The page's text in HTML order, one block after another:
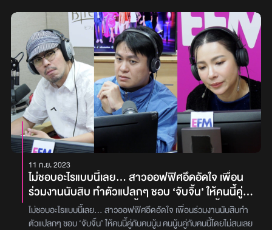
เพราะเธอจะไม่ถือหุ้นก็ได้ แต่เราต้องไม่เลิกกันนะ เรายังอยากมีเธออยู่
ข้าง ๆ เรา ซึ่งการทำธุรกิจร่วมกันนี้ มนไม่มีการลงทุนลงเงิน เพราะมนรับ
ผิดชอบด้านบัญชี ต้องลงแรง จึงไม่จำเป็นต้องลงเงิน ซึ่งมนไม่รู้ว่า เขา
เข้าหามน เพราะทำบัญชีได้ เลยมาหลอกเอาผลประโยชน์ จากมนหรือ
เปล่า ? หลังจากที่กลับมาจากการรับประทานอาหารกัน มนก็มานั่งตก
ตะกอนความคิด ก่อนที่จะตัดสินใจคุยกับเขา อย่างเปิดใจว่า เรารู้สึกไม่
โอเคกับความสัมพันธ์แบบนี้ เราไม่สามารถรับมือและไปต่อได้ เธอต้อง
เป็นคนเลือกแล้วว่า เธอจะอยู่กับเขา หรือเธอจะอยู่กับเรา ซึ่งถ้าเธอจะอยู่
กับเรา เธอก็ไปเลิกกับเขามาให้ชัดเจน ไปหาหลักฐานหรืออะไรก็ตามมา
ยืนยันให้ได้ว่า เธอได้เลิกกับเขาแล้วจริง ๆ หลังจากนั้น เขาก็ไปเคลียร์กัน
มา เขากลับมาบอกเราว่า เขาเลือกเรานะ แต่สิ่งที่ทำให้เรารู้สึกว่า เรา
พลาด คือ เขาแคปแชทมาให้ดูว่า เขาได้บอกเลิกกับทางฝั่งนั้นแล้ว และเรา
ก็เลือกที่จะไม่ทักถามฝ่ายหญิง เพราะโดยปกติเราก็ไม่เคยเช็คโทรศัพท์
ของกันและกัน จากนั้นมนก็กลับมาเชื่อใจและให้โอกาสเขาอีกครั้ง จน
กระทั่งเข้าปีที่ 2 แฟนของเราก็เริ่มพูดถึงชื่อของบีเยอะขึ้น อย่างเช่น นั่งดู
หนังกันอยู่ เขาก็จะพูดแล้วว่า เรื่องนี้บีบอกว่าสนุกนะ หรือว่า ข้าวร้านนี้
ทำไมเธอถึงถามฉันด้วยคำถามแบบนี้วะ แทนที่จะมาดูว่าบ้านเป็นอะไร
ไหม? หนูก็เลยยืนงงอยู่ แฟนหนูก็เลยพูดต่อว่า ทำไมส้มโตแต่ตัว ทำไม
ส้มไม่ใช้สมองเลย เราคบกันมานานมาก คำพูดเหล่านั้นหนูไม่เคยได้ยิน
จากปากเขาเลย วันนี้ได้ยินแล้วค่อนข้างอึ้ง หนูก็เลยตะคอกกลับไปว่า
หุบปากได้ไหม!! แล้วเค้าก็สบถคำที่ค่อนข้างทำให้หนูตกใจ หลังจากคืน
นั้น คือก้นชนก้น ไม่พูดไม่จา ไม่อะไรกันทั้งนั้น คือคิดในใจแล้วว่า ‘หนังสือ
เล่มสุดท้ายของชีวิตล่ะ’ คือกำลังจะโบกมือบ๊ายบายกันแล้ว แต่สุดท้าย
คือหนูก็ตกลงกันว่าโอเค ปรับความเข้าใจกัน คำถามที่หนูอยากจะถาม
พี่ๆดีเจคือ “หนูรู้นะหนูผิดตรงที่หนูไม่รู้ หนูไม่ได้ตั้งใจให้มันเป็นแบบนี้
อยากรู้แค่ว่าหนูผิดมากไหม? ที่ต้องมาพูดแรงกับหนูขนาดนี้” ทางด้าน
ดีเจทั้ง 3 ท่าน “ดีเจเผือก - ดีเจเติ้ล - ดีเจต้นหอม” ให้ความคิดเห็น
พร้อมกันไปในทางเดียวกันว่า ‘มากกก’ ส้มผิดมากค่ะ ส้มสมควรโดนด่า
ถูกต้องแล้ว ไม่โดนทำร้ายกายก็ดีแค่ไหนแล้ว ต้องขอบคุณแฟนของส้มที่
เตือนสติส้ม นอกจากนี้ “ดีเจต้นหอม” ยังพูดทิ้งท้ายอีกว่า ‘กลับไปบ้าน
แล้วไปนวดแข้ง นวดขา นวดบ่าเขาให้ดี ดีที่เค้ายังไม่บอกเลิก ‘หนังสือเล่ม
สุดท้าย’ เค้าควรเป็นคนพูด...’เรื่องราวทั้งหมดจะเป็นอย่างไร สามารถ
แน่นอน” “คุณนาฬิกา (นามสมมติ)” อายุ 26 ปี สายที่สองในรายการ
พุธทอล์ค พุธโทร เมื่อคืนวันพุธที่ผ่านมา [23 ต.ค.67] ไดโทรเข้ามา
ปรึกษา ‘ดีเจเผือก - ดีเจเติ้ล - ดีเจต้นหอม’ เกี่ยวกับปัญหาโดนแฟน
ทำร้ายร่างกายเลยเลิก แต่หลังจากนั้นมารู้ว่าตัวเองท้อง โดย “คุณ
นาฬิกา (นามสมมติ)” ได้เล่าว่า ‘หนูเจอผู้ชายคนนึงในแอปหาคู่ คุยกันมา
ประมาณครึ่งปีและก็ได้ตัดสินใจคบกัน ตอนแรกก็ไปๆมาๆหากัน จน
ตัดสินใจย้ายไปใช้ชีวิตอยู่ด้วยกัน เป็นหนูที่เลือกจะย้ายเข้าไปอยู่กับเขา
ย้ายเข้าไปได้เดือนแรกเขาเมา แล้วเรียกหนูขึ้นมาจากที่หนูนอนอยู่ คือ
เรียกมาทำร้ายร่างกาย เขาตบหนู หนูก็เลยถามว่าเป็นอะไร ทำไมถึงเป็น
แบบนี้ เขาก็คุยไม่รู้เรื่อง พอเขาทำร้ายร่างกายหนูเสร็จ เขาก็ไปนอน แต่
เราแยกกันนอน ก่อนหน้านี้เขาก็เคยเมาแล้วด่าหนู แต่ไม่เคยทำร้าย
ร่างกายเลย พอเช้ามา เขาตื่น หนูก็ถามเขาว่าจำได้มั้ยว่าเมื่อคืนทำอะไร
ลงไปบ้าง เขาบอกจำได้ทุกอย่าง เขาก็ทำเหมือนไม่มีอะไรเกิดขึ้น ตอนแรก
หนูก็คิดแค่ว่าเรายังรัก ไหนๆก็ย้ายมาอยู่กับเขาแล้วก็เก็บความรู้สึกไว้
ก่อน เลือกที่จะทน พอผ่านไปได้อาทิตย์นึง มันก็มีอีก เลยรู้สึกว่าทำไมมัน
ถึงเป็นแบบนี้ เราเพิ่งย้ายมาอยู่ด้วยกัน ในช่วง 1 – 3 เดือนแรกมันต้อง
เป็นช่วงโปรโมชั่นไม่ใช่หรอ? ซึ่งทุกครั้งที่เขาทำร้ายร่างกายเขาจะทำ
11 ก.ย. 2023
ไม่ชอบอะไรแบบนี้เลย... สาวออฟฟิศอึดอัดใจ เพื่อน
ร่วมงานนับสิบ ทำตัวแปลกๆ ชอบ ‘จับจิ้น’ ให้คนนี้คู่
กับคนนู้น คนนู้นคู่กับคนนี้ โดยไม่สนเลยว่า ‘ทั้งคู่ก็
ต่างคนต่างมีครอบครัวแล้ว’ ชงไปมา สุดท้ายลงเอย
ไม่ชอบอะไรแบบนี้เลย... สาวออฟฟิศอึดอัดใจ เพื่อนร่วมงานนับสิบทำ
ตัวแปลกๆ ชอบ ‘จับจิ้น’ ให้คนนี้คู่กับคนนู้น คนนู้นคู่กับคนนี้โดยไม่สนเลย